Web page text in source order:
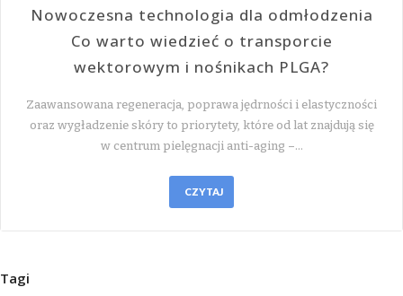
Nowoczesna technologia dla odmłodzenia
Co warto wiedzieć o transporcie
wektorowym i nośnikach PLGA?
Zaawansowana regeneracja, poprawa jędrności i elastyczności
oraz wygładzenie skóry to priorytety, które od lat znajdują się
w centrum pielęgnacji anti-aging –…
CZYTAJ
Tagi